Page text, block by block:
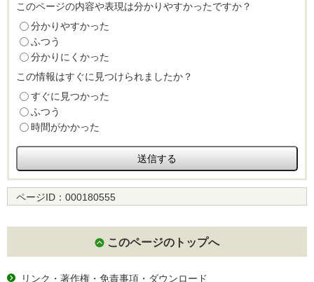
このページの内容や表現は分かりやすかったですか？
分かりやすかった
ふつう
分かりにくかった
この情報はすぐに見つけられましたか？
すぐに見つかった
ふつう
時間がかかった
ページID： 000180555
このページのトップへ
リンク・著作権・免責事項・ダウンロード